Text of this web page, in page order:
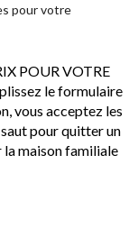
pour votre
POUR VOTRE
le formulaire
vous acceptez les
pour quitter un
la maison familiale